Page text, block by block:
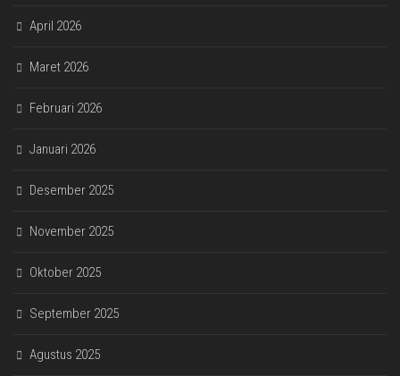
April 2026
Maret 2026
Februari 2026
Januari 2026
Desember 2025
November 2025
Oktober 2025
September 2025
Agustus 2025